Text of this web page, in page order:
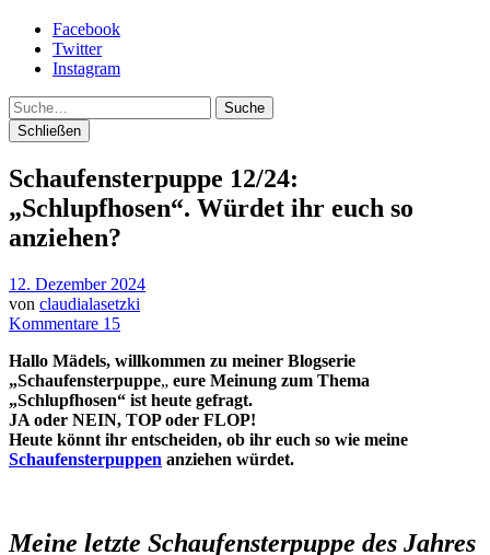
Facebook
Twitter
Instagram
Suche
Schließen
Schaufensterpuppe 12/24:
„Schlupfhosen“. Würdet ihr euch so
anziehen?
12. Dezember 2024
von claudialasetzki
Kommentare 15
Hallo Mädels, willkommen zu meiner Blogserie
„Schaufensterpuppe„ eure Meinung zum Thema
„Schlupfhosen“ ist heute gefragt.
JA oder NEIN, TOP oder FLOP!
Heute könnt ihr entscheiden, ob ihr euch so wie meine
Schaufensterpuppen anziehen würdet.
Meine letzte Schaufensterpuppe des Jahres